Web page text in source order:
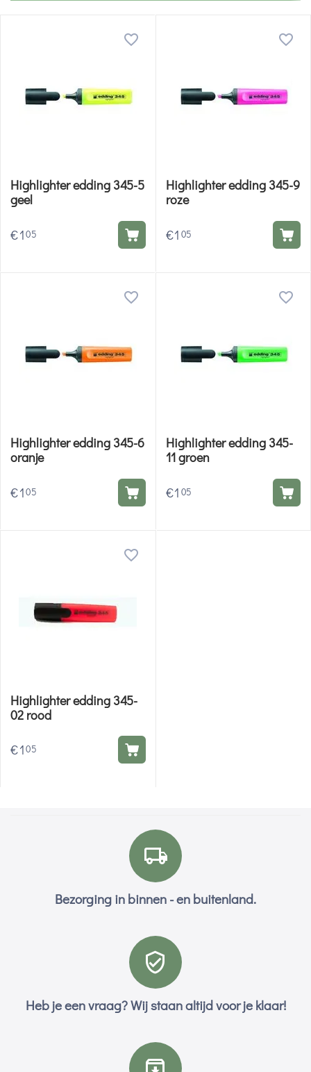
Highlighter edding 345-5
geel
€105
Highlighter edding 345-9
roze
€1 05
Highlighter edding 345-6
oranje
€105
Highlighter edding 345-
11 groen
€1 05
Highlighter edding 345-
02 rood
€105
Bezorging in binnen - en buitenland.
Heb je een vraag? Wij staan altijd voor je klaar!